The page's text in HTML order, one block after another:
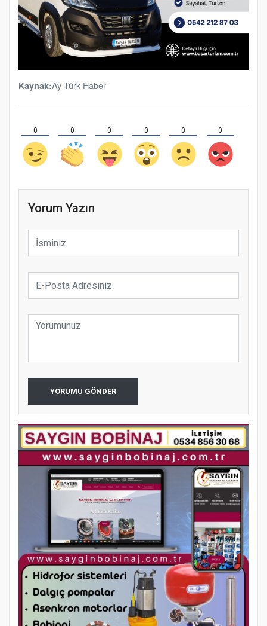
Kaynak:Ay Türk Haber
0 0 0 0 0 0
Yorum Yazın
YORUMU GÖNDER